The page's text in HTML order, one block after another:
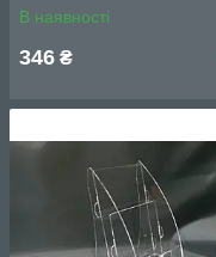
В наявності
346 ₴